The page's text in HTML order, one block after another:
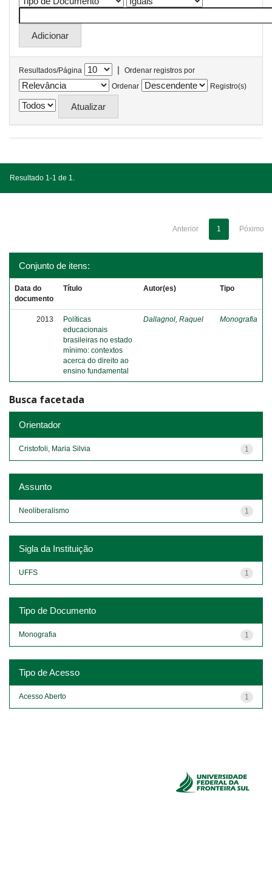
Resultados/Página |
Ordenar registros por
Ordenar
Registro(s)
Resultado 1-1 de 1.
Anterior 1 Póximo
Conjunto de itens:
Data do
documento
Título Autor(es) Tipo
2013
Políticas
educacionais
brasileiras no estado
mínimo: contextos
acerca do direito ao
ensino fundamental
Dallagnol, Raquel Monografia
Busca facetada
Orientador
1
Cristofoli, Maria Silvia
Assunto
1
Neoliberalismo
Sigla da Instituição
1
UFFS
Tipo de Documento
1
Monografia
Tipo de Acesso
1
Acesso Aberto